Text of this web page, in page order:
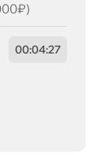
00:04:27